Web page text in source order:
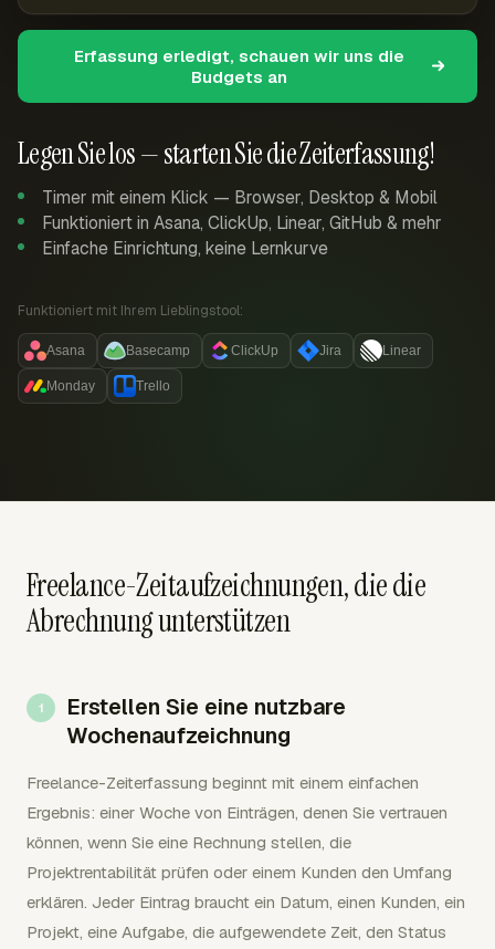
Legen Sie los — starten Sie die Zeiterfassung!
Timer mit einem Klick — Browser, Desktop & Mobil
Funktioniert in Asana, ClickUp, Linear, GitHub & mehr
Einfache Einrichtung, keine Lernkurve
Funktioniert mit Ihrem Lieblingstool:
Asana Basecamp ClickUp Jira Linear
Monday Trello
Erfassung erledigt, schauen wir uns die
Budgets an
Freelance-Zeitaufzeichnungen, die die
Abrechnung unterstützen
Erstellen Sie eine nutzbare
Wochenaufzeichnung
Freelance-Zeiterfassung beginnt mit einem einfachen
Ergebnis: einer Woche von Einträgen, denen Sie vertrauen
können, wenn Sie eine Rechnung stellen, die
Projektrentabilität prüfen oder einem Kunden den Umfang
erklären. Jeder Eintrag braucht ein Datum, einen Kunden, ein
Projekt, eine Aufgabe, die aufgewendete Zeit, den Status